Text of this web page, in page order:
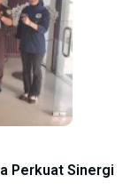
Perkuat Sinergi